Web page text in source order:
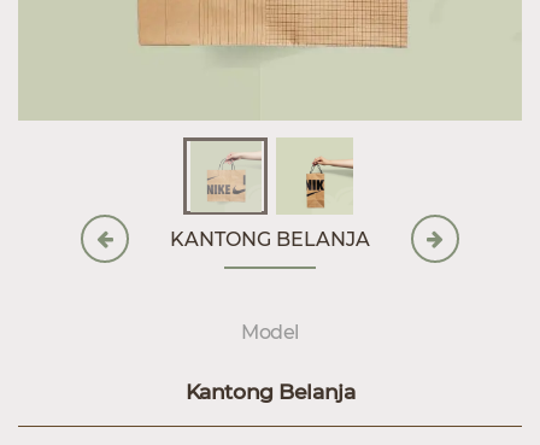
KANTONG BELANJA
Model
Kantong Belanja